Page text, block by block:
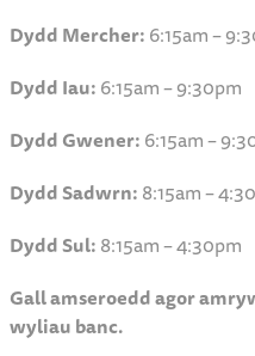
Dydd Mercher:6:15am –
Dydd Iau:6:15am – 9:30pm
Dydd Gwener:6:15am –
Dydd Sadwrn:8:15am –
Dydd Sul:8:15am – 4:30pm
Gall amseroedd agor
wyliau banc.